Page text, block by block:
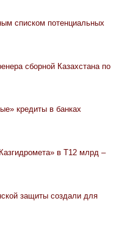
списком потенциальных
сборной Казахстана по
кредиты в банках
в Т12 млрд –
защиты создали для